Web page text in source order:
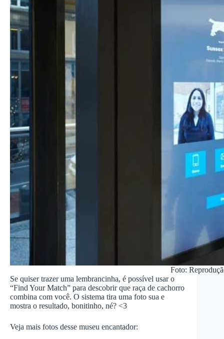
Foto:
Se quiser trazer uma lembrancinha, é possível usar o
“Find Your Match” para descobrir que raça de cachorro
combina com você. O sistema tira uma foto sua e
mostra o resultado, bonitinho, né? <3
Veja mais fotos desse museu encantador: